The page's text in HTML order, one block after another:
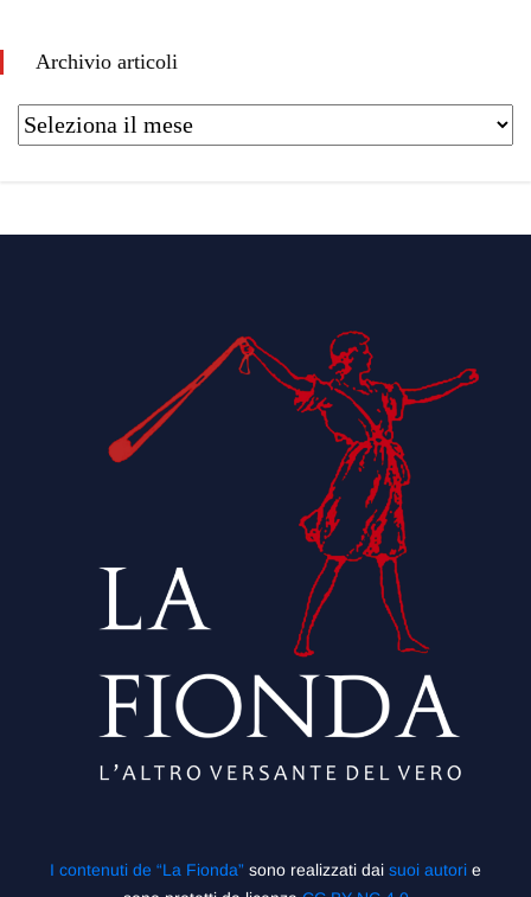
Archivio articoli
I contenuti de “La Fionda” sono realizzati dai suoi autori e